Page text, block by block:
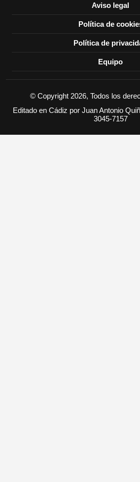
Aviso legal
Política de
Política de
Equipo
© Copyright 2026, Todos los
Editado en Cádiz por Juan Antonio
3045-7157